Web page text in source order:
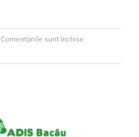
Comentariile sunt închise
Impozite